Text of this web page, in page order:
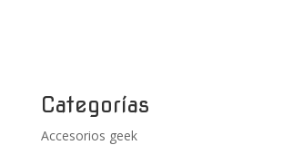
Categorías
Accesorios geek